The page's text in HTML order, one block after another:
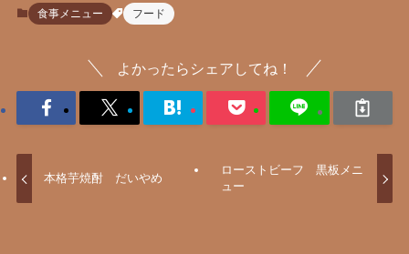
食事メニュー フード
よかったらシェアしてね！
本格芋焼酎 だいやめ
ローストビーフ 黒板メニ
ュー